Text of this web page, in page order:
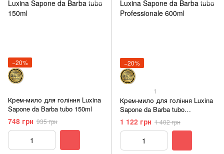
−20%
Крем-мило для гоління Luxina
Sapone da Barba tubo 150ml
748 грн 935 грн
−20%
1
Крем-мило для гоління Luxina
Sapone da Barba tubo
Professionale 600ml
1 122 грн 1 402 грн